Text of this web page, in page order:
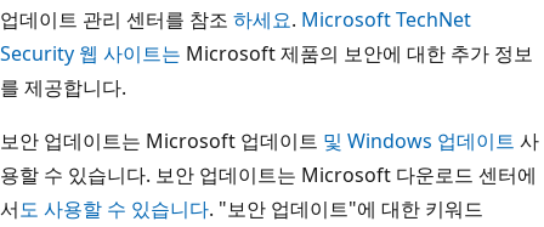
업데이트 관리 센터를 참조 하세요. Microsoft TechNet
Security 웹 사이트는 Microsoft 제품의 보안에 대한 추가 정보
를 제공합니다.
보안 업데이트는 Microsoft 업데이트 및 Windows 업데이트 사
용할 수 있습니다. 보안 업데이트는 Microsoft 다운로드 센터에
서도 사용할 수 있습니다. "보안 업데이트"에 대한 키워드